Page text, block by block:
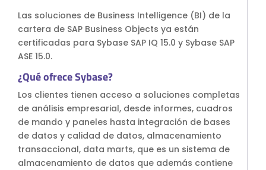
Consultoria SAP Business One
Consultoria SAP S4HANA Cloud
ÚNETE
¡Más de 400 clientes!
Únete a ellos
Las soluciones de Business Intelligence (BI) de la
cartera de SAP Business Objects ya están
certificadas para Sybase SAP IQ 15.0 y Sybase SAP
ASE 15.0.
¿Qué ofrece Sybase?
Los clientes tienen acceso a soluciones completas
de análisis empresarial, desde informes, cuadros
de mando y paneles hasta integración de bases
de datos y calidad de datos, almacenamiento
transaccional, data marts, que es un sistema de
almacenamiento de datos que además contiene